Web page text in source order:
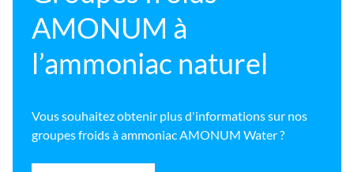
AMONUM à
l’ammoniac naturel
Vous souhaitez obtenir plus d'informations sur nos
groupes froids à ammoniac AMONUM Water ?